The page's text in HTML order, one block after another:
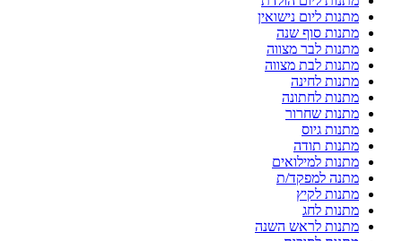
מתנות ליום נישואין
מתנות סוף שנה
מתנות לבר מצווה
מתנות לבת מצווה
מתנות לחינה
מתנות לחתונה
מתנות שחרור
מתנות גיוס
מתנות תודה
מתנות למילואים
מתנה למפקד/ת
מתנות לקיץ
מתנות לחג
מתנות לראש השנה